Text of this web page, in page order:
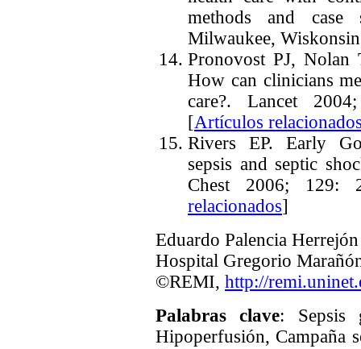
methods and case
Milwaukee,
Pronovost PJ,
How can clinicians
care?. Lancet
[Artículos
Rivers EP. Early
sepsis and septic
Chest 2006; 129:
relacionados]
Eduardo Palencia Herrejón
Hospital Gregorio
©REMI, http://
Palabras clave: Sepsis
Hipoperfusión, Campaña